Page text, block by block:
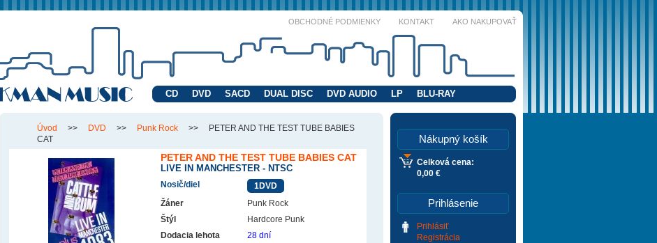
OBCHODNÉ PODMIENKY KONTAKT AKO NAKUPOVAŤ
CD DVD SACD DUAL DISC DVD AUDIO LP BLU-RAY
Úvod >> DVD >> Punk Rock >>
PETER AND THE TEST TUBE BABIES
CAT
PETER AND THE TEST TUBE BABIES CAT
LIVE IN MANCHESTER - NTSC
Nosič/diel
1DVD
Žáner
Punk Rock
Štýl
Hardcore Punk
Dodacia lehota
28 dní
Nákupný košík
Celková cena:
0,00 €
Prihlásenie
Prihlásiť
Registrácia